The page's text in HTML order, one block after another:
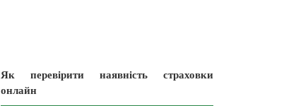
Як перевірити наявність страховки
онлайн